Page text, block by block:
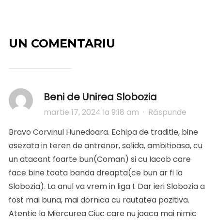
UN COMENTARIU
Beni de Unirea Slobozia
martie 17, 2024 la 9:18 am · Răspunde
Bravo Corvinul Hunedoara. Echipa de traditie, bine
asezata in teren de antrenor, solida, ambitioasa, cu
un atacant foarte bun(Coman) si cu Iacob care
face bine toata banda dreapta(ce bun ar fi la
Slobozia). La anul va vrem in liga I. Dar ieri Slobozia a
fost mai buna, mai dornica cu rautatea pozitiva.
Atentie la Miercurea Ciuc care nu joaca mai nimic